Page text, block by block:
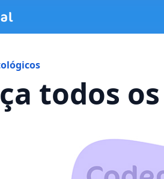
todos